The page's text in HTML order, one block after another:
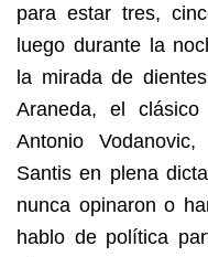
para estar tres,
luego durante la
la mirada de
Araneda, el
Antonio
Santis en plena
nunca opinaron o
hablo de política